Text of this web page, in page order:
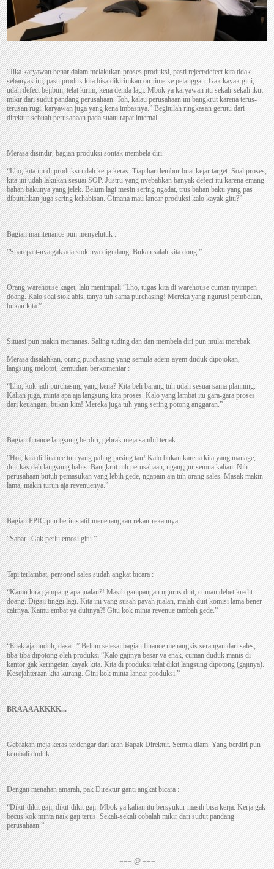
“Jika karyawan benar dalam melakukan proses produksi, pasti reject/defect kita tidak
sebanyak ini, pasti produk kita bisa dikirimkan on-time ke pelanggan. Gak kayak gini,
udah defect bejibun, telat kirim, kena denda lagi. Mbok ya karyawan itu sekali-sekali ikut
mikir dari sudut pandang perusahaan. Toh, kalau perusahaan ini bangkrut karena terus-
terusan rugi, karyawan juga yang kena imbasnya.” Begitulah ringkasan gerutu dari
direktur sebuah perusahaan pada suatu rapat internal.
Merasa disindir, bagian produksi sontak membela diri.
“Lho, kita ini di produksi udah kerja keras. Tiap hari lembur buat kejar target. Soal proses,
kita ini udah lakukan sesuai SOP. Justru yang nyebabkan banyak defect itu karena emang
bahan bakunya yang jelek. Belum lagi mesin sering ngadat, trus bahan baku yang pas
dibutuhkan juga sering kehabisan. Gimana mau lancar produksi kalo kayak gitu?”
Bagian maintenance pun menyelutuk :
”Sparepart-nya gak ada stok nya digudang. Bukan salah kita dong.”
Orang warehouse kaget, lalu menimpali “Lho, tugas kita di warehouse cuman nyimpen
doang. Kalo soal stok abis, tanya tuh sama purchasing! Mereka yang ngurusi pembelian,
bukan kita.”
Situasi pun makin memanas. Saling tuding dan dan membela diri pun mulai merebak.
Merasa disalahkan, orang purchasing yang semula adem-ayem duduk dipojokan,
langsung melotot, kemudian berkomentar :
“Lho, kok jadi purchasing yang kena? Kita beli barang tuh udah sesuai sama planning.
Kalian juga, minta apa aja langsung kita proses. Kalo yang lambat itu gara-gara proses
dari keuangan, bukan kita! Mereka juga tuh yang sering potong anggaran.”
Bagian finance langsung berdiri, gebrak meja sambil teriak :
”Hoi, kita di finance tuh yang paling pusing tau! Kalo bukan karena kita yang manage,
duit kas dah langsung habis. Bangkrut nih perusahaan, nganggur semua kalian. Nih
perusahaan butuh pemasukan yang lebih gede, ngapain aja tuh orang sales. Masak makin
lama, makin turun aja revenuenya.”
Bagian PPIC pun berinisiatif menenangkan rekan-rekannya :
“Sabar.. Gak perlu emosi gitu.”
Tapi terlambat, personel sales sudah angkat bicara :
“Kamu kira gampang apa jualan?! Masih gampangan ngurus duit, cuman debet kredit
doang. Digaji tinggi lagi. Kita ini yang susah payah jualan, malah duit komisi lama bener
cairnya. Kamu embat ya duitnya?! Gitu kok minta revenue tambah gede.”
“Enak aja nuduh, dasar..” Belum selesai bagian finance menangkis serangan dari sales,
tiba-tiba dipotong oleh produksi “Kalo gajinya besar ya enak, cuman duduk manis di
kantor gak keringetan kayak kita. Kita di produksi telat dikit langsung dipotong (gajinya).
Kesejahteraan kita kurang. Gini kok minta lancar produksi.”
BRAAAAKKKK...
Gebrakan meja keras terdengar dari arah Bapak Direktur. Semua diam. Yang berdiri pun
kembali duduk.
Dengan menahan amarah, pak Direktur ganti angkat bicara :
“Dikit-dikit gaji, dikit-dikit gaji. Mbok ya kalian itu bersyukur masih bisa kerja. Kerja gak
becus kok minta naik gaji terus. Sekali-sekali cobalah mikir dari sudut pandang
perusahaan.”
=== @ ===